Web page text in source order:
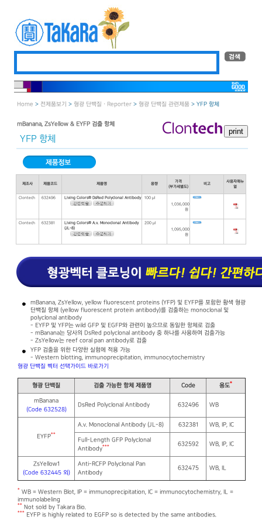
Home > 전제품보기 > 형광 단백질 · Reporter > 형광 단백질 관련제품 > YFP 항체
mBanana, ZsYellow & EYFP 검출 항체
YFP 항체
제조사 제품코드 제품명 용량
가격
(부가세별도)
비고
사용자매뉴
얼
Clontech 632496 Living Colors® DsRed Polyclonal Antibody
100 μl
1,036,000
원
Clontech 632381
Living Colors® A.v. Monoclonal Antibody
(JL-8)
200 μl
1,095,000
원
mBanana, ZsYellow, yellow fluorescent proteins (YFP) 및 EYFP를 포함한 황색 형광
단백질 항체 (yellow fluorescent protein antibody)를 검출하는 monoclonal 및
polyclonal antibody
- EYFP 및 YFP는 wild GFP 및 EGFP와 관련이 높으므로 동일한 항체로 검출
- mBanana는 당사의 DsRed polyclonal antibody 중 하나를 사용하여 검출가능
- ZsYellow는 reef coral pan antibody로 검출
YFP 검출을 위한 다양한 실험에 적용 가능
- Western blotting, immunoprecipitation, immunocytochemistry
형광 단백질 벡터 선택가이드 바로가기
형광 단백질 검출 가능한 항체 제품명 Code 용도*
mBanana
(Code 632528)
DsRed Polyclonal Antibody 632496 WB
EYFP**
A.v. Monoclonal Antibody (JL-8) 632381 WB, IP, IC
Full-Length GFP Polyclonal
Antibody*** 632592 WB, IP, IC
ZsYellow1
(Code 632445 외)
Anti-RCFP Polyclonal Pan
Antibody
632475 WB, IL
* WB = Western Blot, IP = immunoprecipitation, IC = immunocytochemistry, IL =
immunolabeling
** Not sold by Takara Bio.
*** EYFP is highly related to EGFP so is detected by the same antibodies.